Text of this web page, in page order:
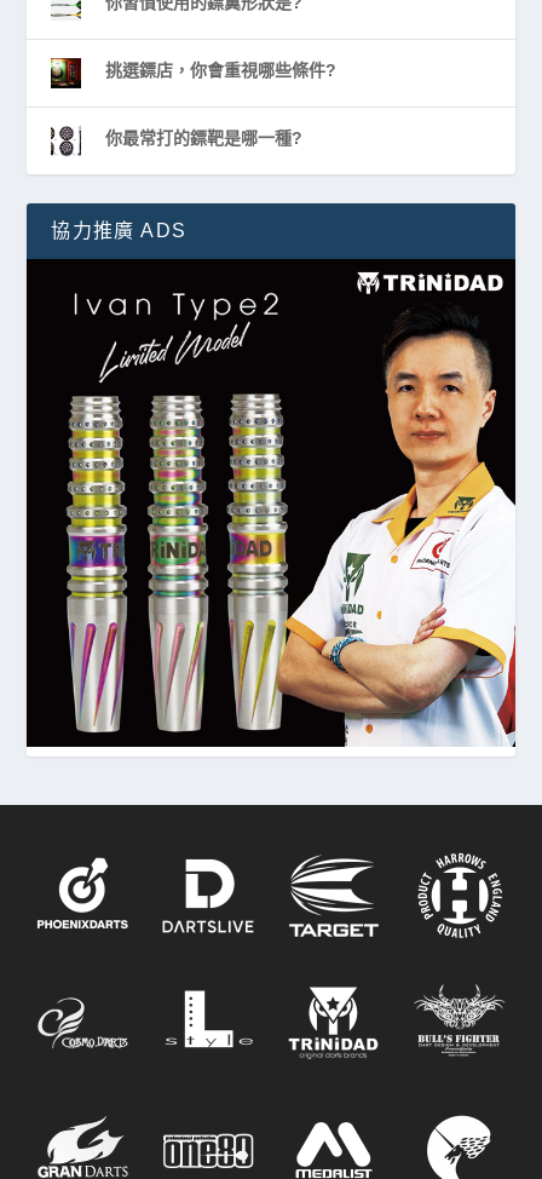
挑選鏢店，你會重視哪些條件?
你最常打的鏢靶是哪一種?
協力推廣 ADS